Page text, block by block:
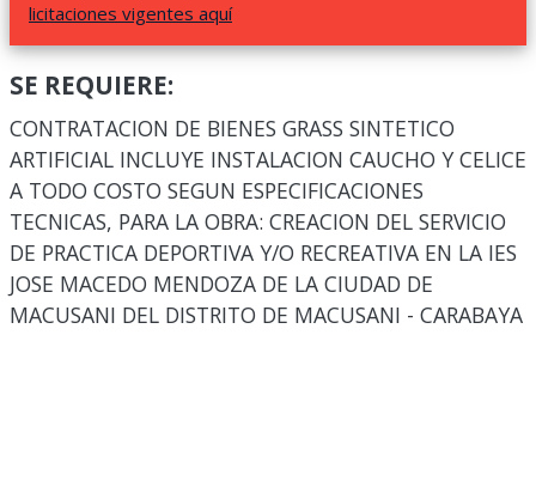
licitaciones vigentes aquí
SE REQUIERE:
CONTRATACION DE BIENES GRASS SINTETICO
ARTIFICIAL INCLUYE INSTALACION CAUCHO Y CELICE
A TODO COSTO SEGUN ESPECIFICACIONES
TECNICAS, PARA LA OBRA: CREACION DEL SERVICIO
DE PRACTICA DEPORTIVA Y/O RECREATIVA EN LA IES
JOSE MACEDO MENDOZA DE LA CIUDAD DE
MACUSANI DEL DISTRITO DE MACUSANI - CARABAYA